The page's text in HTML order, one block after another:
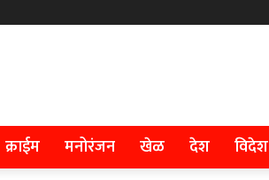
क्राईम मनोरंजन खेळ देश विदेश